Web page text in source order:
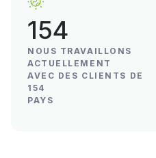
154
NOUS TRAVAILLONS
ACTUELLEMENT
AVEC DES CLIENTS DE
154
PAYS